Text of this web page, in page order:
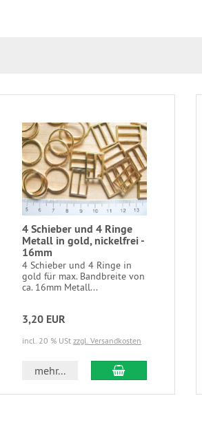
4 Schieber und 4 Ringe
Metall in gold, nickelfrei -
16mm
4 Schieber und 4 Ringe in
gold für max. Bandbreite von
ca. 16mm Metall...
3,20 EUR
incl. 20 % USt zzgl. Versandkosten
mehr... In den Warenkorb